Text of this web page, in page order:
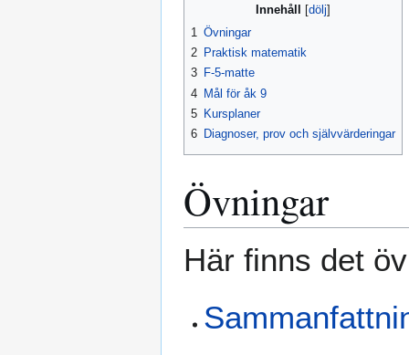
Innehåll
1 Övningar
2 Praktisk matematik
3 F-5-matte
4 Mål för åk 9
5 Kursplaner
6 Diagnoser, prov och självvärderingar
Övningar
Här finns det